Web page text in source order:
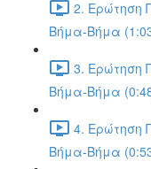
2. Ερώτηση
Βήμα-Βήμα
3. Ερώτηση
Βήμα-Βήμα
4. Ερώτηση
Βήμα-Βήμα